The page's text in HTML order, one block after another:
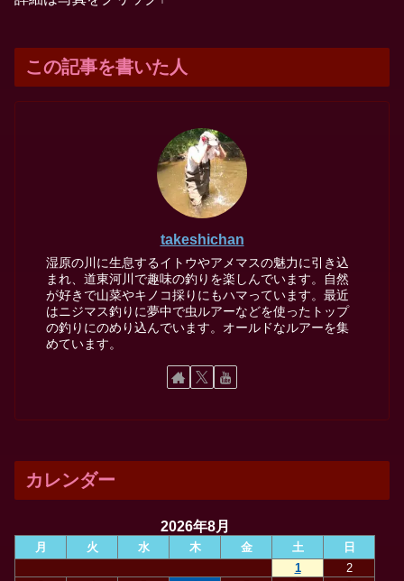
この記事を書いた人
takeshichan
湿原の川に生息するイトウやアメマスの魅力に引き込
まれ、道東河川で趣味の釣りを楽しんでいます。自然
が好きで山菜やキノコ採りにもハマっています。最近
はニジマス釣りに夢中で虫ルアーなどを使ったトップ
の釣りにのめり込んでいます。オールドなルアーを集
めています。
カレンダー
2026年8月
月 火 水 木 金 土
日
1
2